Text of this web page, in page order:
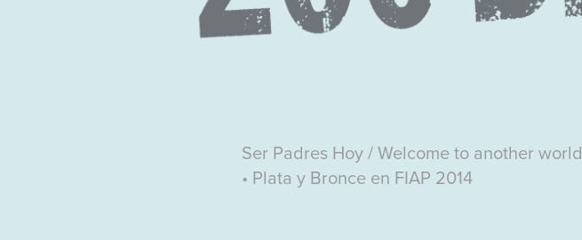
Ser Padres Hoy / Welcome to another world
• Plata y Bronce en FIAP 2014